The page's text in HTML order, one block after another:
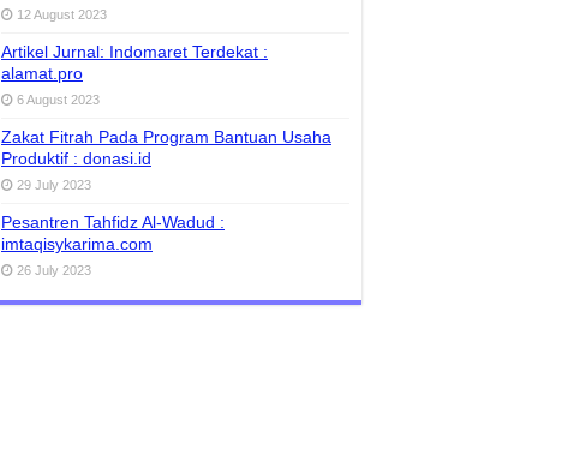
12 August 2023
Artikel Jurnal: Indomaret Terdekat :
alamat.pro
6 August 2023
Zakat Fitrah Pada Program Bantuan Usaha
Produktif : donasi.id
29 July 2023
Pesantren Tahfidz Al-Wadud :
imtaqisykarima.com
26 July 2023